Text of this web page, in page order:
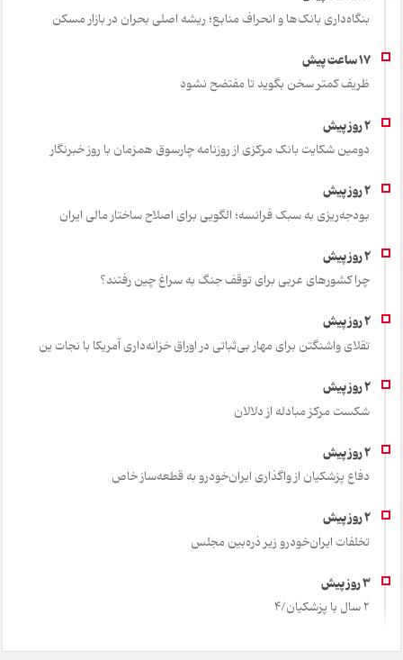
بنگاه‌داری بانک‌ها و انحراف منابع؛ ریشه اصلی بحران در بازار مسکن
ظریف کمتر سخن بگوید تا مفتضح نشود
دومین شکایت بانک مرکزی از روزنامه چارسوق همزمان با روز خبرنگار
بودجه‌ریزی به سبک فرانسه؛ الگویی برای اصلاح ساختار مالی ایران
چرا کشورهای عربی برای توقف جنگ به سراغ چین رفتند؟
تقلای واشنگتن برای مهار بی‌ثباتی در اوراق خزانه‌داری آمریکا با نجات ین
شکست مرکز مبادله از دلالان
دفاع پزشکیان از واگذاری ایران‌خودرو به قطعه‌ساز خاص
تخلفات ایران‌خودرو زیر ذره‌بین مجلس
2 سال با پزشکیان/4